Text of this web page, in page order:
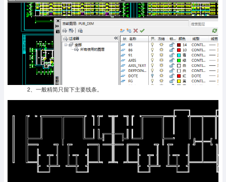
2、一般精简只留下主要线条。